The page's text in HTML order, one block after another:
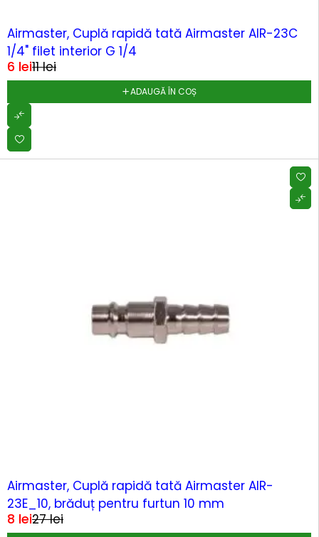
Airmaster, Cuplă rapidă tată Airmaster AIR-23C
1/4" filet interior G 1/4
11lei
6 lei
ADAUGĂ ÎN COȘ
Airmaster, Cuplă rapidă tată Airmaster AIR-
23E_10, brăduț pentru furtun 10 mm
27lei
8 lei